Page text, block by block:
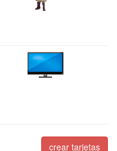
crear tarjetas